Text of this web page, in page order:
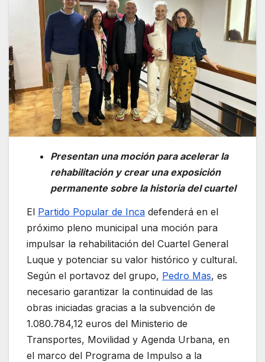
Presentan una moción para acelerar la
rehabilitación y crear una exposición
permanente sobre la historia del cuartel
El Partido Popular de Inca defenderá en el
próximo pleno municipal una moción para
impulsar la rehabilitación del Cuartel General
Luque y potenciar su valor histórico y cultural.
Según el portavoz del grupo, Pedro Mas, es
necesario garantizar la continuidad de las
obras iniciadas gracias a la subvención de
1.080.784,12 euros del Ministerio de
Transportes, Movilidad y Agenda Urbana, en
el marco del Programa de Impulso a la